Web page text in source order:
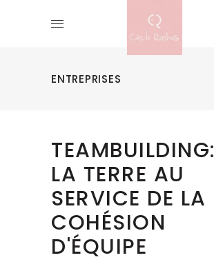
ENTREPRISES
TEAMBUILDING:
LA TERRE AU
SERVICE DE LA
COHÉSION
D'ÉQUIPE